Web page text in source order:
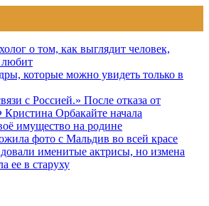
о том, как выглядит человек,
любит
которые можно увидеть только в
с Россией.» После отказа от
Орбакайте начала
имущество на родине
фото с Мальдив во всей красе
именитые актрисы, но измена
ее в старуху